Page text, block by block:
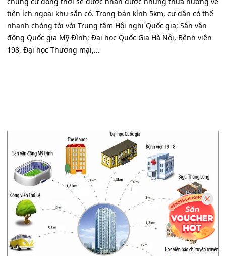
tiện ích ngoại khu sẵn có. Trong bán kính 5km, cư dân có thể
nhanh chóng tới với Trung tâm Hội nghị Quốc gia; Sân vận
động Quốc gia Mỹ Đình; Đại học Quốc Gia Hà Nội, Bệnh viện
198, Đại học Thương mại,…